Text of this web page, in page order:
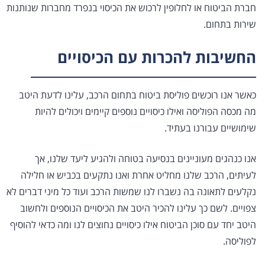
חברת הביטוח או לחלופין לרכוש את הכיסוי בנפרד מחברות שנותנות
שירות בתחום.
החשיבות להכרות עם הכיסויים
כאשר אנו רוכשים פוליסת ביטוח בתחום הרכב, עלינו לדעת היטב
מה מכסה הפוליסה ואילו כיסויים נוספים קיימים ויכולים להיות
שימושיים עבורנו בעתיד.
אנו כנהגים מעוניינים בנסיעה בטוחה ולהגיע ליעד שלנו, אך
לעיתים, הרכב שלנו מחליט אחרת ואנו נתקעים בכביש או חלילה
נקלעים לתאונה בה נשברו לנו שמשות הרכב ועוד כל מיני דברים לא
צפויים. לשם כך עלינו להכיר היטב את הכיסויים הנוספים ולחשוב
היטב יחד עם סוכן הביטוח אילו כיסויים נחוצים לנו ומה כדאי להוסיף
לפוליסה.